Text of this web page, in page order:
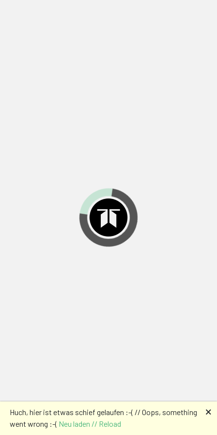
Huch, hier ist etwas schief gelaufen :-( // Oops, something
went wrong :-( Neu laden // Reload
🗙